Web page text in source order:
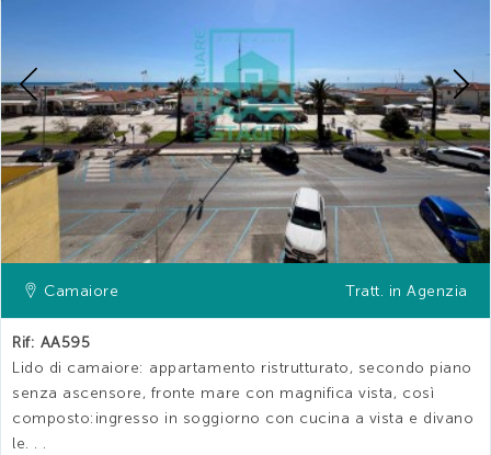
Previous
Camaiore Tratt. in Agenzia
Rif: AA595
Lido di camaiore: appartamento ristrutturato, secondo piano
senza ascensore, fronte mare con magnifica vista, così
composto:ingresso in soggiorno con cucina a vista e divano
le. . .